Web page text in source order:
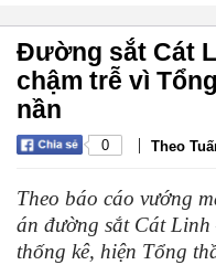
Đường sắt Cát
chậm trễ vì
nần
0 | Theo
Theo báo cáo vướng
án đường sắt Cát
thống kê, hiện Tổng